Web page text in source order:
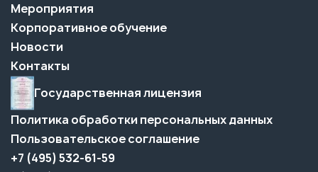
Мероприятия
Корпоративное обучение
Новости
Контакты
Государственная лицензия
Политика обработки персональных данных
Пользовательское соглашение
+7 (495) 532-61-59